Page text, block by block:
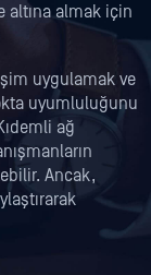
altına almak için
uygulamak ve
uyumluluğunu
ağ
Ancak,